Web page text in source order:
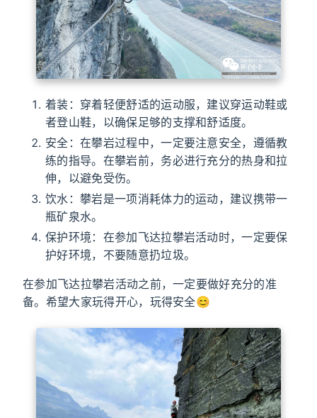
着装：穿着轻便舒适的运动服，建议穿运动鞋或
者登山鞋，以确保足够的支撑和舒适度。
安全：在攀岩过程中，一定要注意安全，遵循教
练的指导。在攀岩前，务必进行充分的热身和拉
伸，以避免受伤。
饮水：攀岩是一项消耗体力的运动，建议携带一
瓶矿泉水。
保护环境：在参加飞达拉攀岩活动时，一定要保
护好环境，不要随意扔垃圾。
在参加飞达拉攀岩活动之前，一定要做好充分的准
备。希望大家玩得开心，玩得安全😊